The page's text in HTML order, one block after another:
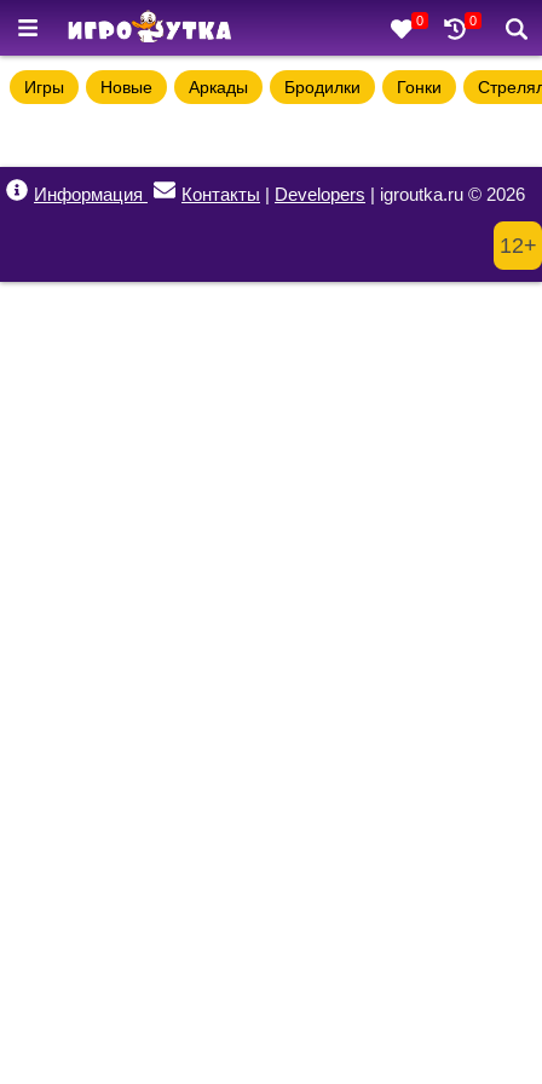
0 0
Игры Новые Аркады Бродилки Гонки
Информация Контакты | Developers | igroutka.ru © 2026
12+